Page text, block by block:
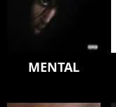
MENTAL